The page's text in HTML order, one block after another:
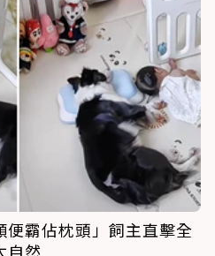
便霸佔枕頭」飼主直擊全
自然